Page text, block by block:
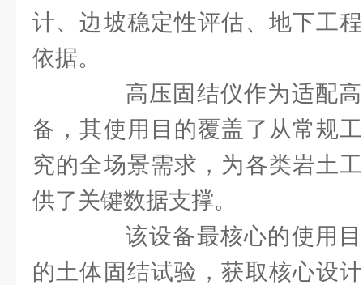
计、边坡稳定性评估、地下工
依据。
高压固结仪作为适配高
备，其使用目的覆盖了从常规
究的全场景需求，为各类岩土
供了关键数据支撑。
该设备最核心的使用目
的土体固结试验，获取核心设